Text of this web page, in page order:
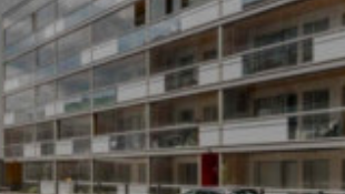
Privatkunden
KONTAKT